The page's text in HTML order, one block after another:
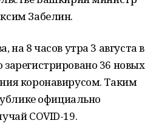
Забелин.
8 часов утра 3 августа в
36 новых
коронавирусом. Таким
официально
COVID-19.